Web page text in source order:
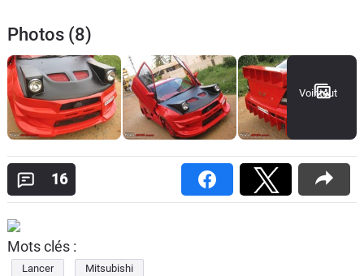
Photos (8)
Voir tout
16
Mots clés :
Lancer Mitsubishi